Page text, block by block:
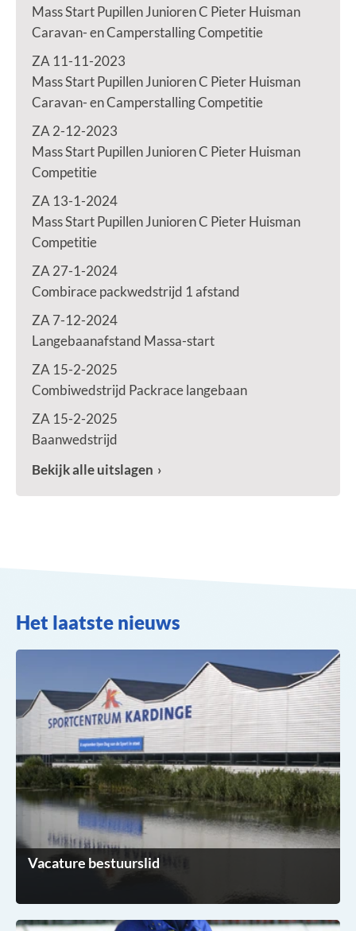
Mass Start Pupillen Junioren C Pieter Huisman
Caravan- en Camperstalling Competitie
ZA 11-11-2023
Mass Start Pupillen Junioren C Pieter Huisman
Caravan- en Camperstalling Competitie
ZA 2-12-2023
Mass Start Pupillen Junioren C Pieter Huisman
Competitie
ZA 13-1-2024
Mass Start Pupillen Junioren C Pieter Huisman
Competitie
ZA 27-1-2024
Combirace packwedstrijd 1 afstand
ZA 7-12-2024
Langebaanafstand Massa-start
ZA 15-2-2025
Combiwedstrijd Packrace langebaan
ZA 15-2-2025
Baanwedstrijd
Bekijk alle uitslagen
Het laatste nieuws
Vacature bestuurslid